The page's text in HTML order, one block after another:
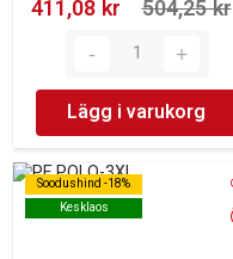
411,08 kr‎
504,25 kr‎
Lägg i varukorg
Soodushind -18%
Kesklaos
Soodushind -18%
Kesklaos